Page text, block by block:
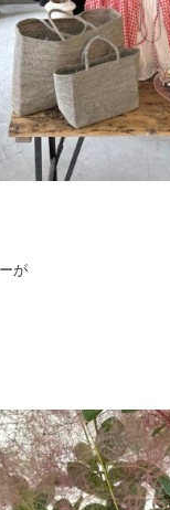
が